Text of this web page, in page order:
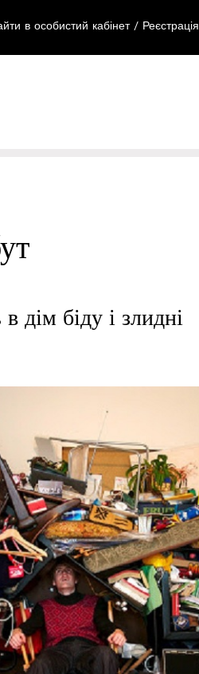
в особистий кабінет / Реєстрація
дім біду і злидні